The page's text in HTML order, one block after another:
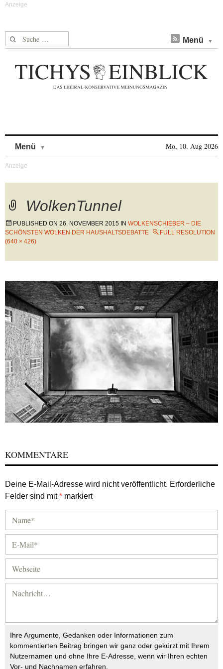
Suche nach: Menü
Menü Mo, 10. Aug 2026
WolkenTunnel
PUBLISHED ON 26. NOVEMBER 2015 IN WOLKENSCHIEBER – DIE
SCHÖNSTEN WOLKEN DER HAUSHALTSDEBATTE
FULL RESOLUTION
(640 × 426)
KOMMENTARE
Deine E-Mail-Adresse wird nicht veröffentlicht. Erforderliche
Felder sind mit* markiert
Ihre Argumente, Gedanken oder Informationen zum
kommentierten Beitrag bringen wir ganz oder gekürzt mit Ihrem
Nutzernamen und ohne Ihre E-Adresse, wenn wir Ihren echten
Vor- und Nachnamen erfahren.